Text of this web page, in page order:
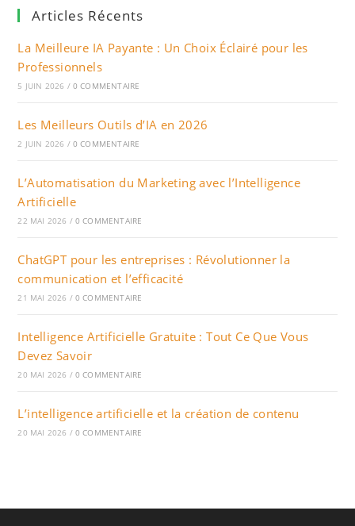
Articles Récents
La Meilleure IA Payante : Un Choix Éclairé pour les
Professionnels
5 JUIN 2026 / 0 COMMENTAIRE
Les Meilleurs Outils d’IA en 2026
2 JUIN 2026 / 0 COMMENTAIRE
L’Automatisation du Marketing avec l’Intelligence
Artificielle
22 MAI 2026 / 0 COMMENTAIRE
ChatGPT pour les entreprises : Révolutionner la
communication et l’efficacité
21 MAI 2026 / 0 COMMENTAIRE
Intelligence Artificielle Gratuite : Tout Ce Que Vous
Devez Savoir
20 MAI 2026 / 0 COMMENTAIRE
L’intelligence artificielle et la création de contenu
20 MAI 2026 / 0 COMMENTAIRE